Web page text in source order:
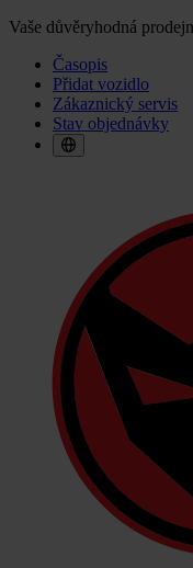
Vaše důvěryhodná
Časopis
Přidat vozidlo
Zákaznický servis
Stav objednávky